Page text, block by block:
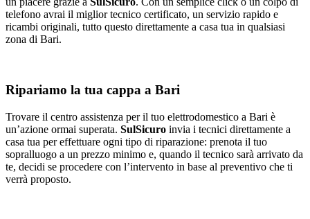
telefono avrai il miglior tecnico certificato, un servizio rapido e
ricambi originali, tutto questo direttamente a casa tua in qualsiasi
zona di Bari.
Ripariamo la tua cappa a Bari
Trovare il centro assistenza per il tuo elettrodomestico a Bari è
un’azione ormai superata. SulSicuro invia i tecnici direttamente a
casa tua per effettuare ogni tipo di riparazione: prenota il tuo
sopralluogo a un prezzo minimo e, quando il tecnico sarà arrivato da
te, decidi se procedere con l’intervento in base al preventivo che ti
verrà proposto.